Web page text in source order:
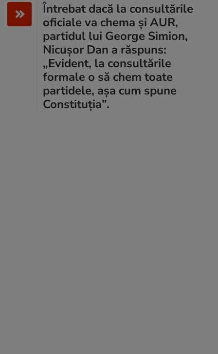
Întrebat dacă la consultările
oficiale va chema și AUR,
partidul lui George Simion,
Nicușor Dan a răspuns:
„Evident, la consultările
formale o să chem toate
partidele, așa cum spune
Constituția”.